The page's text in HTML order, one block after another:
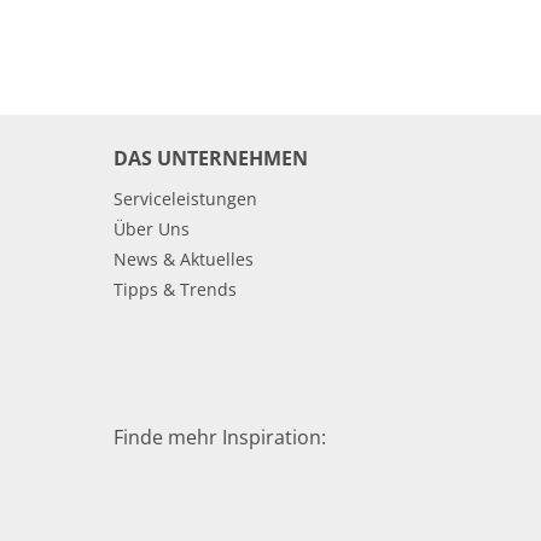
DAS UNTERNEHMEN
Serviceleistungen
Über Uns
News & Aktuelles
Tipps & Trends
Finde mehr Inspiration: